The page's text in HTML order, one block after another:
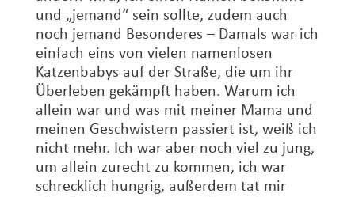
und „jemand“ sein sollte, zudem auch
noch jemand Besonderes – Damals war ich
einfach eins von vielen namenlosen
Katzenbabys auf der Straße, die um ihr
Überleben gekämpft haben. Warum ich
allein war und was mit meiner Mama und
meinen Geschwistern passiert ist, weiß ich
nicht mehr. Ich war aber noch viel zu jung,
um allein zurecht zu kommen, ich war
schrecklich hungrig, außerdem tat mir